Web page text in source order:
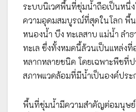
ระบบนิเวศพื้นที่ชุ่มน้ำถือเป็นหนึ่
ความอุดมสมบูรณ์ที่สุดในโลก พื้น
หนองน้ำ บึง ทะเลสาบ แม่น้ำ ลำ
ทะเล ซึ่งทั้งหมดนี้ล้วนเป็นแหล่ง
หลากหลายชนิด โดยเฉพาะพืชที่
สภาพแวดล้อมที่มีน้ำเป็นองค์ปร
พื้นที่ชุ่มน้ำมีความสำคัญต่อมนุษย์